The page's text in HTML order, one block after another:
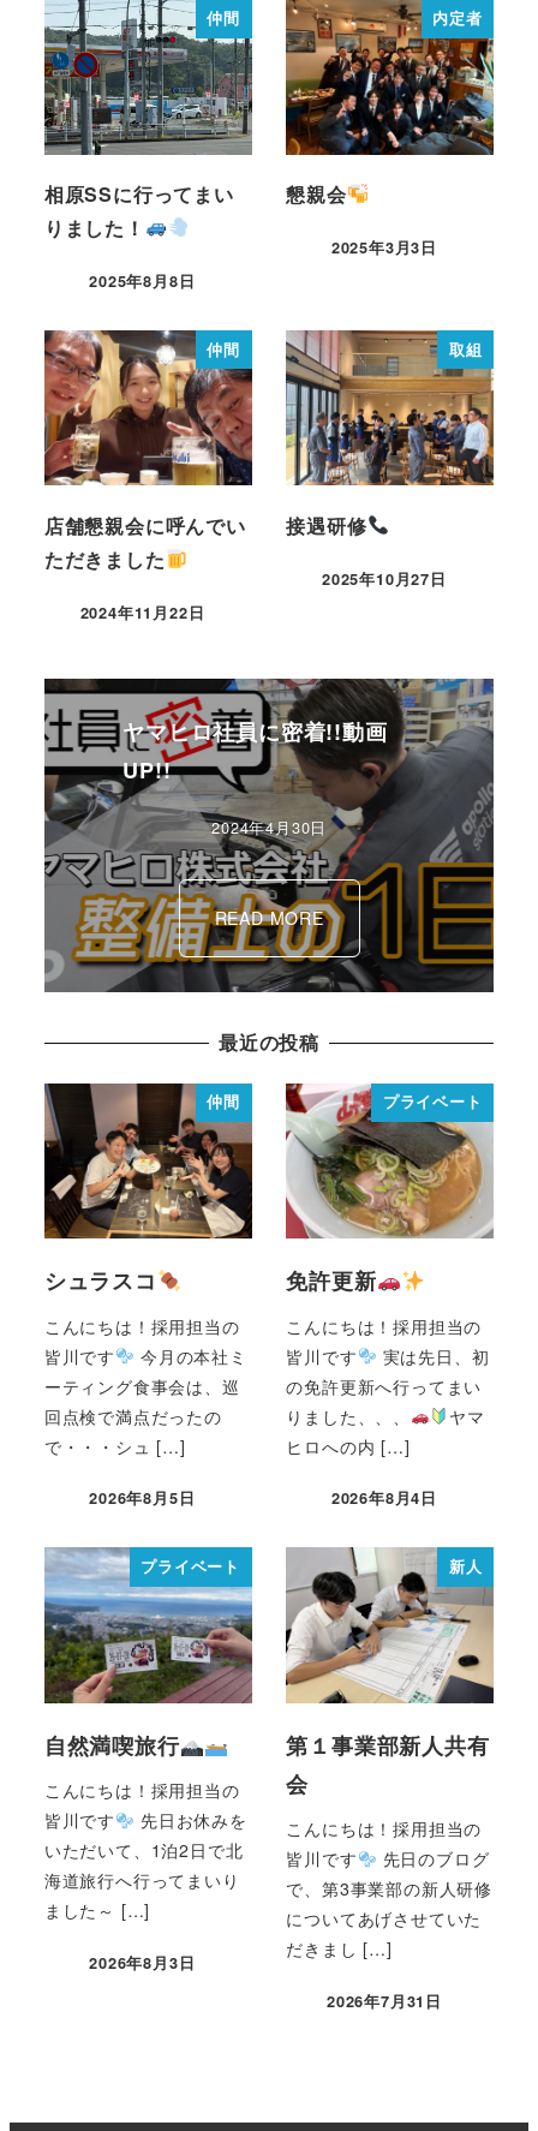
仲間
相原SSに行ってまい
りました！
2025年8月8日
内定者
懇親会
2025年3月3日
仲間
店舗懇親会に呼んでい
ただきました
2024年11月22日
取組
接遇研修
2025年10月27日
ヤマヒロ社員に密着!!動画
UP!!
2024年4月30日
READ MORE
最近の投稿
仲間
シュラスコ
こんにちは！採用担当の
皆川です
今月の本社ミ
ーティング食事会は、巡
回点検で満点だったの
で・・・シュ […]
2026年8月5日
プライベート
免許更新
こんにちは！採用担当の
皆川です
実は先日、初
の免許更新へ行ってまい
りました、、、
ヤマ
ヒロへの内 […]
2026年8月4日
プライベート
自然満喫旅行
こんにちは！採用担当の
皆川です
先日お休みを
いただいて、1泊2日で北
海道旅行へ行ってまいり
ました～ […]
2026年8月3日
新人
第１事業部新人共有
会
こんにちは！採用担当の
皆川です
先日のブログ
で、第3事業部の新人研修
についてあげさせていた
だきまし […]
2026年7月31日